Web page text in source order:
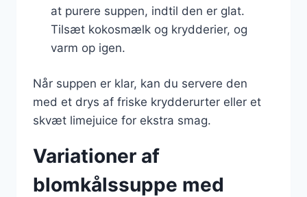
at purere suppen, indtil den er glat.
Tilsæt kokosmælk og krydderier, og
varm op igen.
Når suppen er klar, kan du servere den
med et drys af friske krydderurter eller et
skvæt limejuice for ekstra smag.
Variationer af
blomkålssuppe med